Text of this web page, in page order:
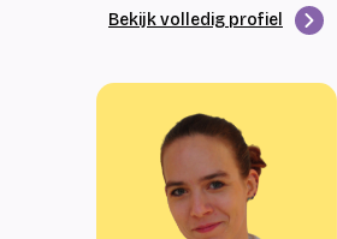
Bekijk volledig profiel